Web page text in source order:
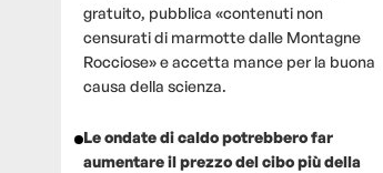
gratuito, pubblica «contenuti non
censurati di marmotte dalle Montagne
Rocciose» e accetta mance per la buona
causa della scienza.
Le ondate di caldo potrebbero far
aumentare il prezzo del cibo più della